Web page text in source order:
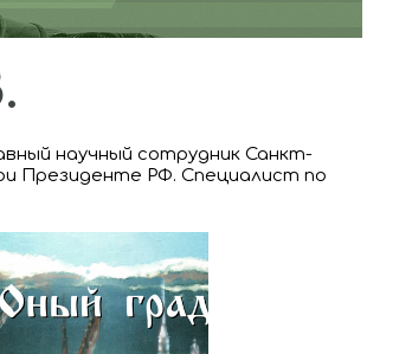
научный сотрудник Санкт-
Президенте РФ. Специалист по